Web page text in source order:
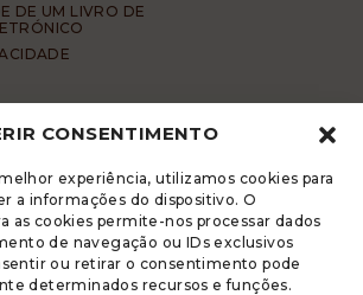
CONSENTIMENTO
experiência, utilizamos cookies para
a informações do dispositivo. O
as cookies permite-nos processar dados
de navegação ou IDs exclusivos
ou retirar o consentimento pode
determinados recursos e funções.
DE UM LIVRO DE
DENÚNCIA ANÓNIMA